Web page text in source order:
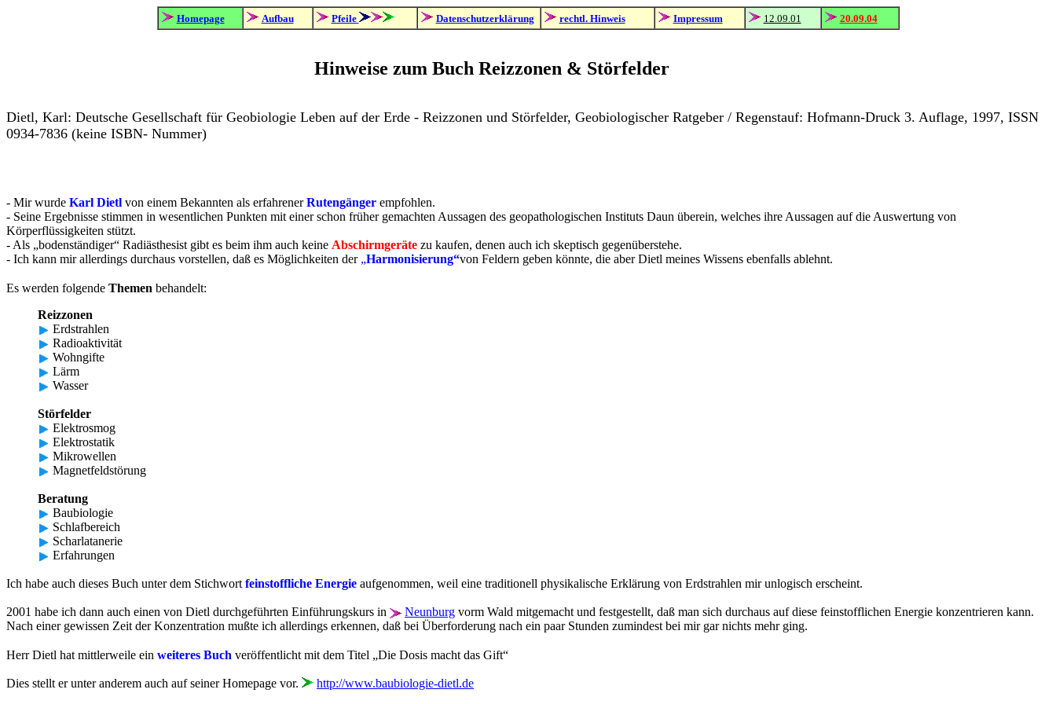
Homepage Aufbau Pfeile Datenschutzerklärung rechtl. Hinweis Impressum 12.09.01 20.09.04
Hinweise zum Buch Reizzonen & Störfelder
Dietl, Karl: Deutsche Gesellschaft für Geobiologie Leben auf der Erde - Reizzonen und Störfelder, Geobiologischer Ratgeber / Regenstauf: Hofmann-Druck 3. Auflage, 1997, ISSN
0934-7836 (keine ISBN- Nummer)
- Mir wurde Karl Dietl von einem Bekannten als erfahrenerRutengänger empfohlen.
- Seine Ergebnisse stimmen in wesentlichen Punkten mit einer schon früher gemachten Aussagen des geopathologischen Instituts Daun überein, welches ihre Aussagen auf die Auswertung von
Körperflüssigkeiten stützt.
- Als „bodenständiger“ Radiästhesist gibt es beim ihm auch keine Abschirmgeräte zu kaufen, denen auch ich skeptisch gegenüberstehe.
- Ich kann mir allerdings durchaus vorstellen, daß es Möglichkeiten der „Harmonisierung“von Feldern geben könnte, die aber Dietl meines Wissens ebenfalls ablehnt.
Es werden folgende Themen behandelt:
Reizzonen
Erdstrahlen
Radioaktivität
Wohngifte
Lärm
Wasser
Störfelder
Elektrosmog
Elektrostatik
Mikrowellen
Magnetfeldstörung
Beratung
Baubiologie
Schlafbereich
Scharlatanerie
Erfahrungen
Ich habe auch dieses Buch unter dem Stichwort feinstoffliche Energie aufgenommen, weil eine traditionell physikalische Erklärung von Erdstrahlen mir unlogisch erscheint.
2001 habe ich dann auch einen von Dietl durchgeführten Einführungskurs in Neunburg vorm Wald mitgemacht und festgestellt, daß man sich durchaus auf diese feinstofflichen Energie konzentrieren kann.
Nach einer gewissen Zeit der Konzentration mußte ich allerdings erkennen, daß bei Überforderung nach ein paar Stunden zumindest bei mir gar nichts mehr ging.
Herr Dietl hat mittlerweile ein weiteres Buch veröffentlicht mit dem Titel „Die Dosis macht das Gift“
Dies stellt er unter anderem auch auf seiner Homepage vor. http://www.baubiologie-dietl.de